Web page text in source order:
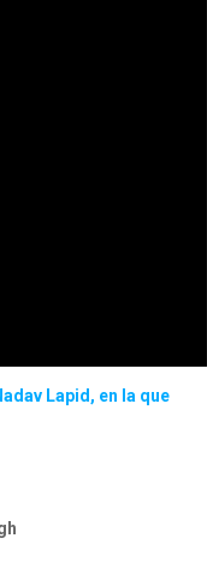
Lapid, en la que